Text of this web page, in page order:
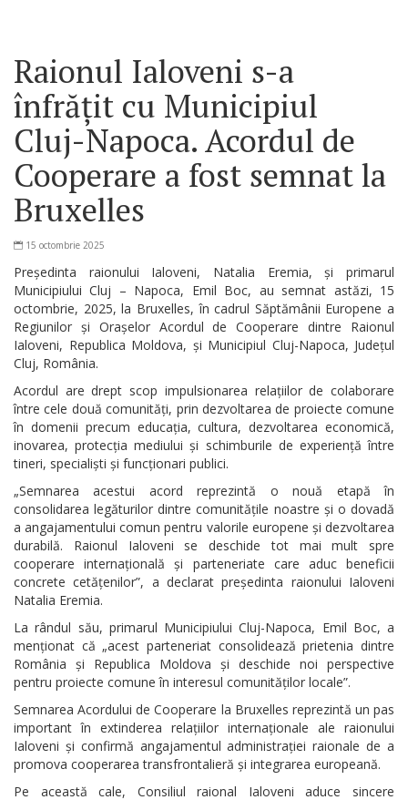
Raionul Ialoveni s-a
înfrățit cu Municipiul
Cluj-Napoca. Acordul de
Cooperare a fost semnat la
Bruxelles
15 octombrie 2025
Președinta raionului Ialoveni, Natalia Eremia, și primarul
Municipiului Cluj – Napoca, Emil Boc, au semnat astăzi, 15
octombrie, 2025, la Bruxelles, în cadrul Săptămânii Europene a
Regiunilor și Orașelor Acordul de Cooperare dintre Raionul
Ialoveni, Republica Moldova, și Municipiul Cluj-Napoca, Județul
Cluj, România.
Acordul are drept scop impulsionarea relațiilor de colaborare
între cele două comunități, prin dezvoltarea de proiecte comune
în domenii precum educația, cultura, dezvoltarea economică,
inovarea, protecția mediului și schimburile de experiență între
tineri, specialiști și funcționari publici.
„Semnarea acestui acord reprezintă o nouă etapă în
consolidarea legăturilor dintre comunitățile noastre și o dovadă
a angajamentului comun pentru valorile europene și dezvoltarea
durabilă. Raionul Ialoveni se deschide tot mai mult spre
cooperare internațională și parteneriate care aduc beneficii
concrete cetățenilor”, a declarat președinta raionului Ialoveni
Natalia Eremia.
La rândul său, primarul Municipiului Cluj-Napoca, Emil Boc, a
menționat că „acest parteneriat consolidează prietenia dintre
România și Republica Moldova și deschide noi perspective
pentru proiecte comune în interesul comunităților locale”.
Semnarea Acordului de Cooperare la Bruxelles reprezintă un pas
important în extinderea relațiilor internaționale ale raionului
Ialoveni și confirmă angajamentul administrației raionale de a
promova cooperarea transfrontalieră și integrarea europeană.
Pe această cale, Consiliul raional Ialoveni aduce sincere